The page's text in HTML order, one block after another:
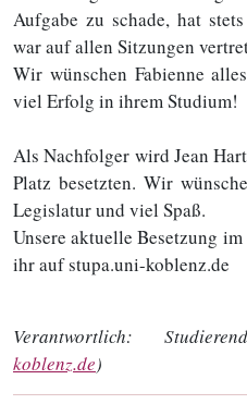
Aufgabe zu schade, hat
war auf allen Sitzungen
Wir wünschen Fabienne
viel Erfolg in ihrem Studium!
Als Nachfolger wird Jean
Platz besetzten. Wir
Legislatur und viel Spaß.
Unsere aktuelle Besetzung
ihr auf stupa.uni-koblenz.de
Verantwortlich:
koblenz.de)